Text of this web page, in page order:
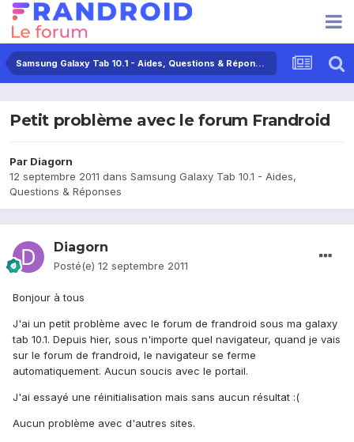
Samsung Galaxy Tab 10.1 - Aides, Questions & Réponses
Petit problème avec le forum Frandroid
Par Diagorn
12 septembre 2011 dans Samsung Galaxy Tab 10.1 - Aides,
Questions & Réponses
Diagorn
Posté(e) 12 septembre 2011
Bonjour à tous
J'ai un petit problème avec le forum de frandroid sous ma galaxy
tab 10.1. Depuis hier, sous n'importe quel navigateur, quand je vais
sur le forum de frandroid, le navigateur se ferme
automatiquement. Aucun soucis avec le portail.
J'ai essayé une réinitialisation mais sans aucun résultat :(
Aucun problème avec d'autres sites.